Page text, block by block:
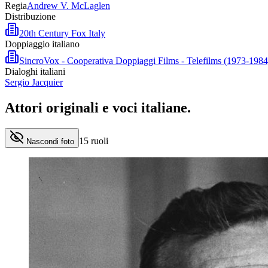
RegiaAndrew V. McLaglen
Distribuzione
20th Century Fox Italy
Doppiaggio italiano
SincroVox - Cooperativa Doppiaggi Films - Telefilms (1973-
Dialoghi italiani
Sergio Jacquier
Attori originali e voci italiane.
Nascondi foto 15 ruoli